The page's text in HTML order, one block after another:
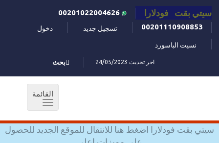
سيتي بقت فودلارا
00201110908853
تسجيل جديد دخول
نسيت الباسورد
اخر تحديث 24/05/2023 بحث
القائمة
Toggle
سيتي بقت فودلارا اضغط هنا للانتقال للموقع الجديد للحصول